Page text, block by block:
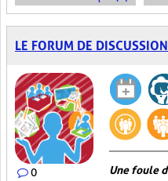
LE FORUM DE DISCUSSION
0 Une foule